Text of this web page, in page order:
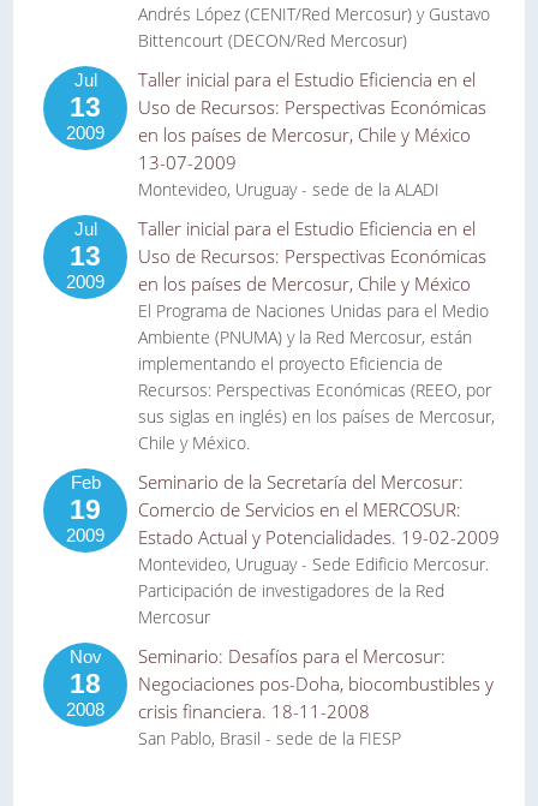
Andrés López (CENIT/Red Mercosur) y Gustavo
Bittencourt (DECON/Red Mercosur)
Jul
13
2009
Taller inicial para el Estudio Eficiencia en el
Uso de Recursos: Perspectivas Económicas
en los países de Mercosur, Chile y México
13-07-2009
Montevideo, Uruguay - sede de la ALADI
Jul
13
2009
Taller inicial para el Estudio Eficiencia en el
Uso de Recursos: Perspectivas Económicas
en los países de Mercosur, Chile y México
El Programa de Naciones Unidas para el Medio
Ambiente (PNUMA) y la Red Mercosur, están
implementando el proyecto Eficiencia de
Recursos: Perspectivas Económicas (REEO, por
sus siglas en inglés) en los países de Mercosur,
Chile y México.
Feb
19
2009
Seminario de la Secretaría del Mercosur:
Comercio de Servicios en el MERCOSUR:
Estado Actual y Potencialidades. 19-02-2009
Montevideo, Uruguay - Sede Edificio Mercosur.
Participación de investigadores de la Red
Mercosur
Nov
18
2008
Seminario: Desafíos para el Mercosur:
Negociaciones pos-Doha, biocombustibles y
crisis financiera. 18-11-2008
San Pablo, Brasil - sede de la FIESP